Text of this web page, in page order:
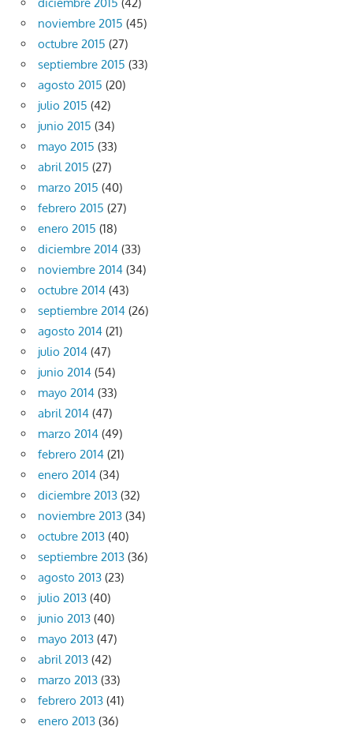
noviembre 2015 (45)
octubre 2015 (27)
septiembre 2015 (33)
agosto 2015 (20)
julio 2015 (42)
junio 2015 (34)
mayo 2015 (33)
abril 2015 (27)
marzo 2015 (40)
febrero 2015 (27)
enero 2015 (18)
diciembre 2014 (33)
noviembre 2014 (34)
octubre 2014 (43)
septiembre 2014 (26)
agosto 2014 (21)
julio 2014 (47)
junio 2014 (54)
mayo 2014 (33)
abril 2014 (47)
marzo 2014 (49)
febrero 2014 (21)
enero 2014 (34)
diciembre 2013 (32)
noviembre 2013 (34)
octubre 2013 (40)
septiembre 2013 (36)
agosto 2013 (23)
julio 2013 (40)
junio 2013 (40)
mayo 2013 (47)
abril 2013 (42)
marzo 2013 (33)
febrero 2013 (41)
enero 2013 (36)